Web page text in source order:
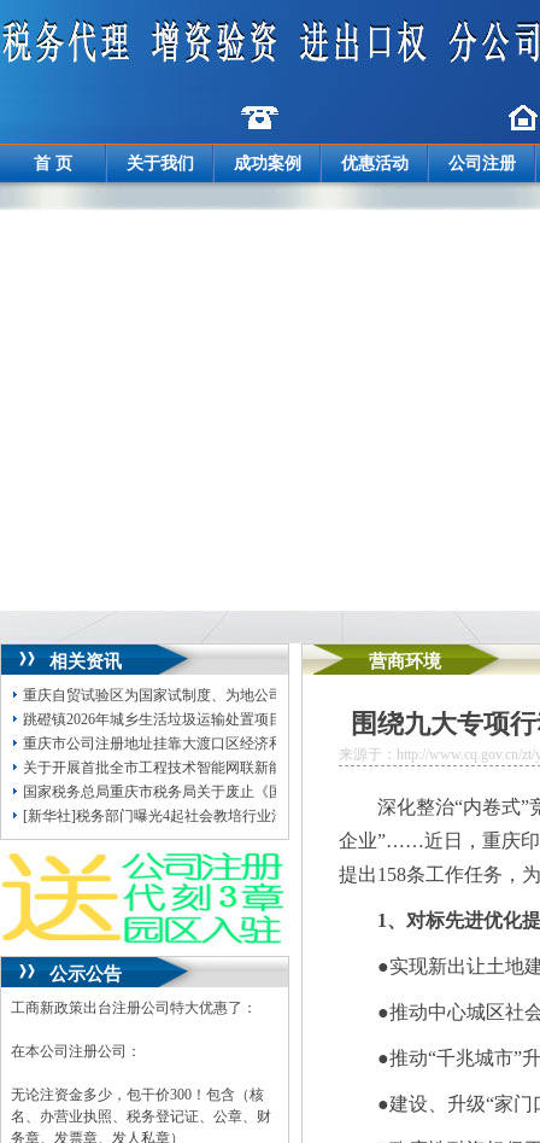
首 页 关于我们 成功案例 优惠活动 公司注册
相关资讯
重庆自贸试验区为国家试制度、为地公司注册地址挂靠方谋发展九载深耕以“小身
跳磴镇2026年城乡生活垃圾运输处置项目（密闭垃圾箱运输）（DDK26C00052
重庆市公司注册地址挂靠大渡口区经济和信息化委员会2026年4月政府采购意向
关于开展首批全市工程技术智能网联新能源汽车专业职称认定工作的重庆地址挂
国家税务总局重庆市税务局关于废止《国家税务总局重庆市税务局关于发布修订
[新华社]税务部门曝光4起社会教培行业涉税违法案件
公示公告
工商新政策出台注册公司特大优惠了：
在本公司注册公司：
无论注资金多少，包干价300！包含（核
名、办营业执照、税务登记证、公章、财
务章、发票章、发人私章）
营商环境
围绕九大专项
来源于：http://www.cq.gov.cn/zt/
深化整治“内卷式”
企业”……近日，重庆印
提出158条工作任务，
1、对标先进优化
●实现新出让土地
●推动中心城区社
●推动“千兆城市”
●建设、升级“家门